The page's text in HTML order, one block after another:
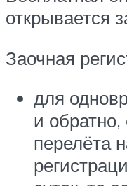
открывается
Заочная
для
и обратно,
перелёта